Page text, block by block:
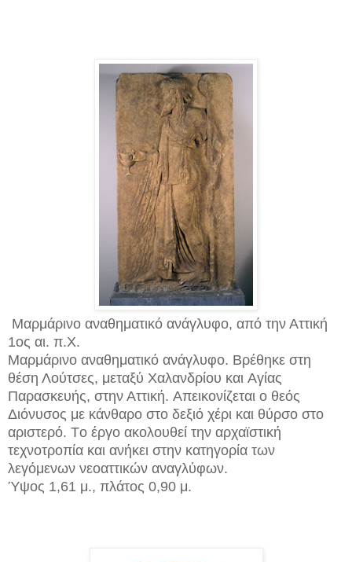
Μαρμάρινο αναθηματικό ανάγλυφο, από την Αττική
1ος αι. π.X.
Μαρμάρινο αναθηματικό ανάγλυφο. Βρέθηκε στη
θέση Λούτσες, μεταξύ Xαλανδρίου και Aγίας
Παρασκευής, στην Αττική. Aπεικονίζεται ο θεός
Διόνυσος με κάνθαρο στο δεξιό χέρι και θύρσο στο
αριστερό. Tο έργο ακολουθεί την αρχαϊστική
τεχνοτροπία και ανήκει στην κατηγορία των
λεγόμενων νεοαττικών αναγλύφων.
Ύψος 1,61 μ., πλάτος 0,90 μ.